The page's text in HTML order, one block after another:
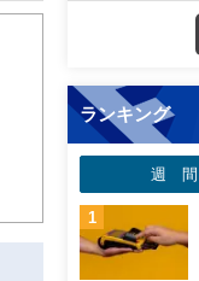
ランキング
週 間